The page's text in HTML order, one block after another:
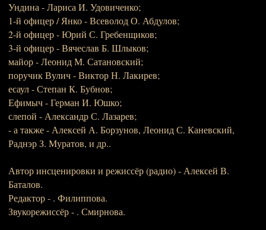
Ундина - Лариса И. Удовиченко;
1-й офицер / Янко - Всеволод О. Абдулов;
2-й офицер - Юрий С. Гребенщиков;
3-й офицер - Вячеслав Б. Шлыков;
майор - Леонид М. Сатановский;
поручик Вулич - Виктор Н. Лакирев;
есаул - Степан К. Бубнов;
Ефимыч - Герман И. Юшко;
слепой - Александр С. Лазарев;
- а также - Алексей А. Борзунов, Леонид С. Каневский,
Раднэр З. Муратов, и др..
Автор инсценировки и режиссёр (радио) - Алексей В.
Баталов.
Редактор - . Филиппова.
Звукорежиссёр - . Смирнова.